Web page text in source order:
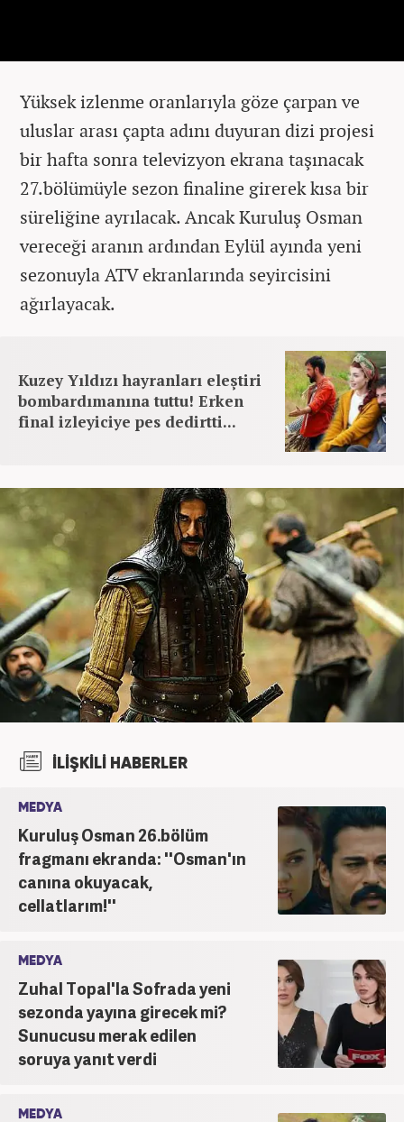
Yüksek izlenme oranlarıyla göze çarpan ve
uluslar arası çapta adını duyuran dizi projesi
bir hafta sonra televizyon ekrana taşınacak
27.bölümüyle sezon finaline girerek kısa bir
süreliğine ayrılacak. Ancak Kuruluş Osman
vereceği aranın ardından Eylül ayında yeni
sezonuyla ATV ekranlarında seyircisini
ağırlayacak.
Kuzey Yıldızı hayranları eleştiri
bombardımanına tuttu! Erken
final izleyiciye pes dedirtti...
İLİŞKİLİ HABERLER
MEDYA
Kuruluş Osman 26.bölüm
fragmanı ekranda: ''Osman'ın
canına okuyacak,
cellatlarım!''
MEDYA
Zuhal Topal'la Sofrada yeni
sezonda yayına girecek mi?
Sunucusu merak edilen
soruya yanıt verdi
MEDYA